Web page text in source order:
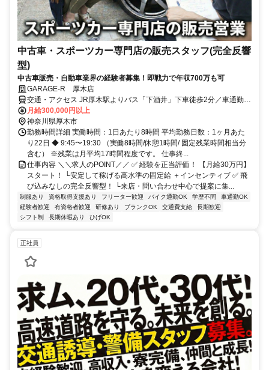
中古車・スポーツカー専門店の販売スタッフ(完全反響
型)
中古車販売・自動車業界の経験者募集！即戦力で年収700万も可
GARAGE-R 厚木店
交通・アクセス JR厚木駅よりバス「下酒井」下車徒歩2分／車通勤
OK！
月給300,000円以上
神奈川県厚木市
勤務時間詳細 実働時間：1日あたり8時間 平均勤務日数：1ヶ月あた
り22日 ◆ 9:45〜19:30 （実働8時間/休憩1時間/ 固定残業時間相当分
含む） ※残業は月平均17時間程度です。 仕事終...
仕事内容 ＼＼求人のPOINT／／ ✅ 経験を正当評価！ 【月給30万円】
スタート！ └安定して稼げる高水準の固定給 ＋インセンティブ ✅ 飛
び込みなしの完全反響型！ └来店・問い合わせ中心で提案に集...
制服あり 資格取得支援あり フリーター歓迎 バイク通勤OK 学歴不問
車通勤OK
経験者歓迎
有資格者歓迎 研修あり ブランクOK 交通費支給
長期歓迎
シフト制
長期休暇あり ひげOK
正社員